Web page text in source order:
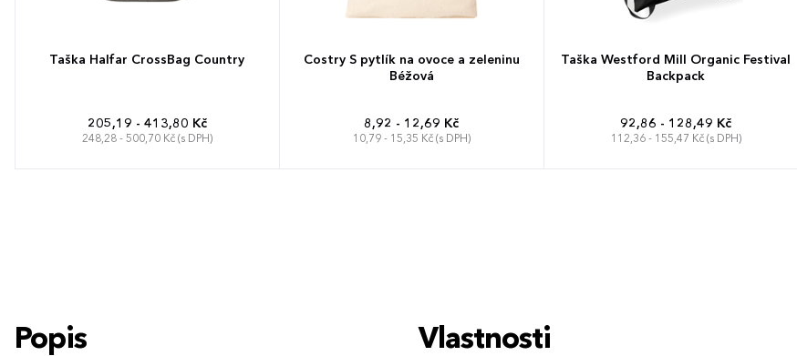
Taška Halfar CrossBag Country
205,19 - 413,80 Kč
248,28 - 500,70 Kč (s DPH)
Costry S pytlík na ovoce a zeleninu
Béžová
8,92 - 12,69 Kč
10,79 - 15,35 Kč (s DPH)
Taška Westford Mill Organic Festival
Backpack
92,86 - 128,49 Kč
112,36 - 155,47 Kč (s DPH)
Popis Vlastnosti